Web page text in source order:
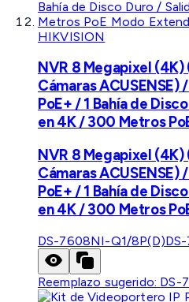
HIKVISION
NVR 8 Megapixel
Cámaras ACUSENSE)
PoE+ / 1 Bahía de
en 4K / 300 Metros
NVR 8 Megapixel
Cámaras ACUSENSE)
PoE+ / 1 Bahía de
en 4K / 300 Metros
DS-7608NI-Q1/8P(D)
Reemplazo sugerido: DS-